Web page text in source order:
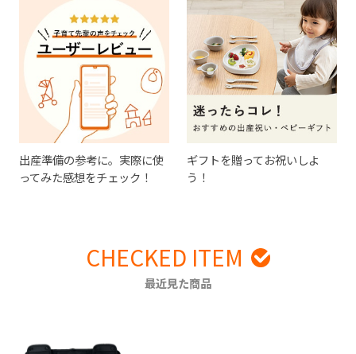
出産準備の参考に。実際に使
ってみた感想をチェック！
ギフトを贈ってお祝いしよ
う！
CHECKED ITEM
最近見た商品